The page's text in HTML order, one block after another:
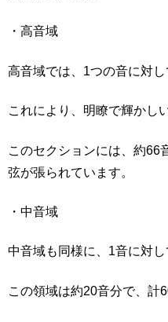
・高音域
高音域では、1つの音に対し
これにより、明瞭で輝かし
このセクションには、約66
弦が張られています。
・中音域
中音域も同様に、1音に対
この領域は約20音分で、計